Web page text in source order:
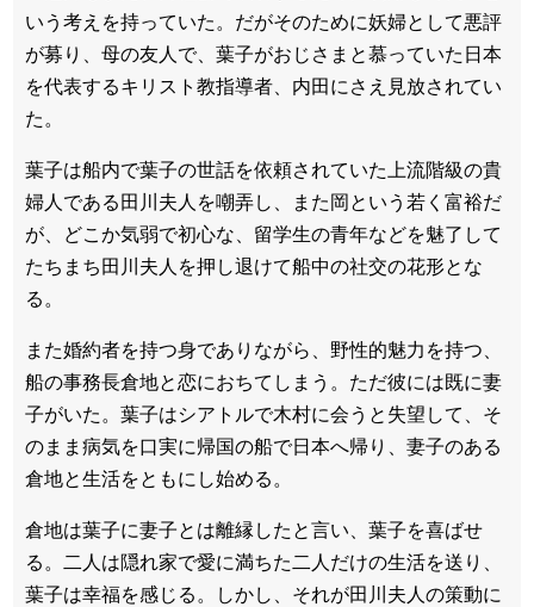
いう考えを持っていた。だがそのために妖婦として悪評
が募り、母の友人で、葉子がおじさまと慕っていた日本
を代表するキリスト教指導者、内田にさえ見放されてい
た。
葉子は船内で葉子の世話を依頼されていた上流階級の貴
婦人である田川夫人を嘲弄し、また岡という若く富裕だ
が、どこか気弱で初心な、留学生の青年などを魅了して
たちまち田川夫人を押し退けて船中の社交の花形とな
る。
また婚約者を持つ身でありながら、野性的魅力を持つ、
船の事務長倉地と恋におちてしまう。ただ彼には既に妻
子がいた。葉子はシアトルで木村に会うと失望して、そ
のまま病気を口実に帰国の船で日本へ帰り、妻子のある
倉地と生活をともにし始める。
倉地は葉子に妻子とは離縁したと言い、葉子を喜ばせ
る。二人は隠れ家で愛に満ちた二人だけの生活を送り、
葉子は幸福を感じる。しかし、それが田川夫人の策動に